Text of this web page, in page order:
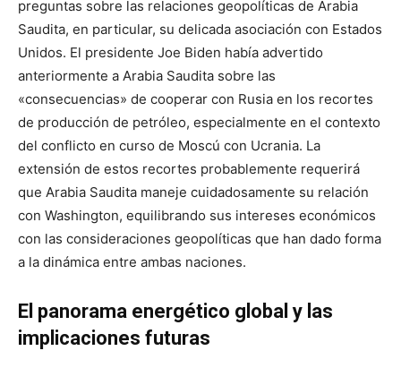
preguntas sobre las relaciones geopolíticas de Arabia
Saudita, en particular, su delicada asociación con Estados
Unidos. El presidente Joe Biden había advertido
anteriormente a Arabia Saudita sobre las
«consecuencias» de cooperar con Rusia en los recortes
de producción de petróleo, especialmente en el contexto
del conflicto en curso de Moscú con Ucrania. La
extensión de estos recortes probablemente requerirá
que Arabia Saudita maneje cuidadosamente su relación
con Washington, equilibrando sus intereses económicos
con las consideraciones geopolíticas que han dado forma
a la dinámica entre ambas naciones.
El panorama energético global y las
implicaciones futuras